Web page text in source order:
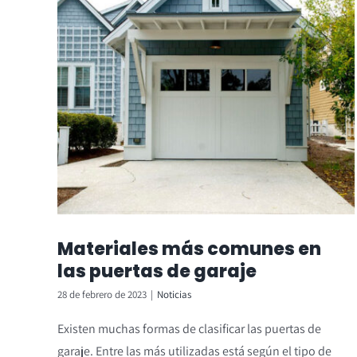
Materiales más comunes en
las puertas de garaje
28 de febrero de 2023 | Noticias
Existen muchas formas de clasificar las puertas de
garaje. Entre las más utilizadas está según el tipo de